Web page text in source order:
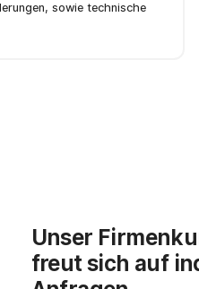
sowie technische
Unser
freut sich auf